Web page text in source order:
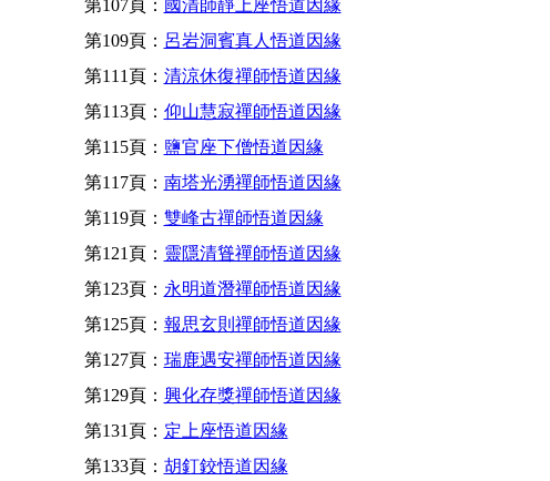
第107頁： 國清師靜上座悟道因緣
第109頁： 呂岩洞賓真人悟道因緣
第111頁： 清涼休復禪師悟道因緣
第113頁： 仰山慧寂禪師悟道因緣
第115頁： 鹽官座下僧悟道因緣
第117頁： 南塔光湧禪師悟道因緣
第119頁： 雙峰古禪師悟道因緣
第121頁： 靈隱清聳禪師悟道因緣
第123頁： 永明道潛禪師悟道因緣
第125頁： 報思玄則禪師悟道因緣
第127頁： 瑞鹿遇安禪師悟道因緣
第129頁： 興化存獎禪師悟道因緣
第131頁： 定上座悟道因緣
第133頁： 胡釘鉸悟道因緣